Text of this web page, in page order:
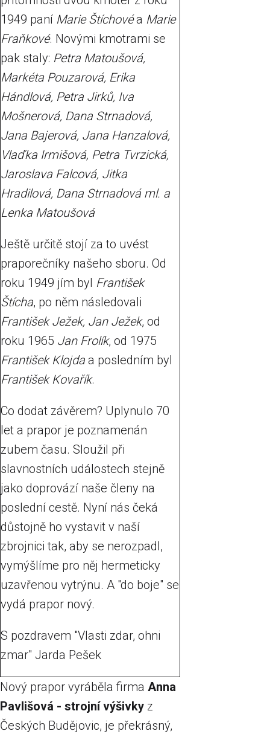
1949 paní Marie Štíchovéa Marie
Fraňkové. Novými kmotrami se
pak staly: Petra Matoušová,
Markéta Pouzarová, Erika
Hándlová, Petra Jirků, Iva
Mošnerová, Dana Strnadová,
Jana Bajerová, Jana Hanzalová,
Vlaďka Irmišová, Petra Tvrzická,
Jaroslava Falcová, Jitka
Hradilová, Dana Strnadová ml. a
Lenka Matoušová
Ještě určitě stojí za to uvést
praporečníky našeho sboru. Od
roku 1949 jím byl František
Štícha, po něm následovali
František Ježek, Jan Ježek, od
roku 1965 Jan Frolík, od 1975
František Klojda a posledním byl
František Kovařík.
Co dodat závěrem? Uplynulo 70
let a prapor je poznamenán
zubem času. Sloužil při
slavnostních událostech stejně
jako doprovází naše členy na
poslední cestě. Nyní nás čeká
důstojně ho vystavit v naší
zbrojnici tak, aby se nerozpadl,
vymýšlíme pro něj hermeticky
uzavřenou vytrýnu. A "do boje" se
vydá prapor nový.
S pozdravem "Vlasti zdar, ohni
zmar" Jarda Pešek
Nový prapor vyráběla firma Anna
Pavlišová - strojní výšivky z
Českých Budějovic, je překrásný,